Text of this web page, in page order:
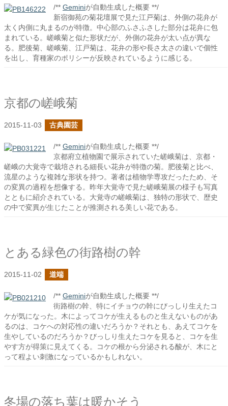
/** Geminiが自動生成した概要 **/
新宿御苑の菊花壇展で見た江戸菊は、外側の花弁が
太く内側に丸まるのが特徴。中心部のふさふさした部分は花弁に包
まれている。嵯峨菊と似た形状だが、外側の花弁が太い点が異な
る。肥後菊、嵯峨菊、江戸菊は、花弁の形や長さ太さの違いで個性
を出し、育種家のポリシーが反映されているように感じる。
京都の嵯峨菊
2015-11-03 古典園芸
/** Geminiが自動生成した概要 **/
京都府立植物園で展示されていた嵯峨菊は、京都・
嵯峨の大覚寺で栽培される細長い花弁が特徴の菊。肥後菊と比べ、
流星のような複雑な形状を持つ。著者は植物学専攻だったため、そ
の変異の過程を想像する。昨年大覚寺で見た嵯峨菊展の様子も写真
とともに紹介されている。大覚寺の嵯峨菊は、独特の形状で、歴史
の中で変異が生じたことが推測される美しい花である。
とある緑色の街路樹の幹
2015-11-02 道端
/** Geminiが自動生成した概要 **/
街路樹の幹、特にイチョウの幹にびっしり生えたコ
ケが気になった。木によってコケが生えるものと生えないものがあ
るのは、コケへの対応性の違いだろうか？それとも、あえてコケを
生やしているのだろうか？びっしり生えたコケを見ると、コケを生
やす方が得策に見えてくる。コケの根から分泌される酸が、木にと
って程よい刺激になっているかもしれない。
冬場の落ち葉は暖かそう